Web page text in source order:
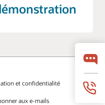
et confidentialité
aux e-mails